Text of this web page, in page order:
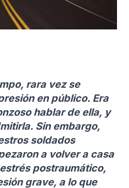
rara vez se
en público. Era
hablar de ella, y
Sin embargo,
soldados
a volver a casa
postraumático,
grave, a lo que